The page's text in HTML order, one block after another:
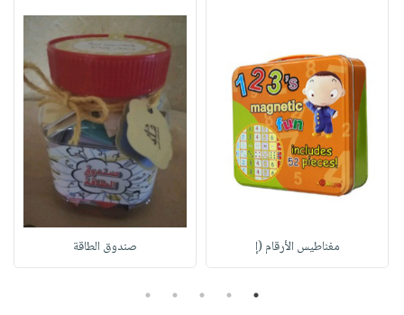
مغناطيس الأرقام (إ صندوق الطاقة
1
2
3
4
5